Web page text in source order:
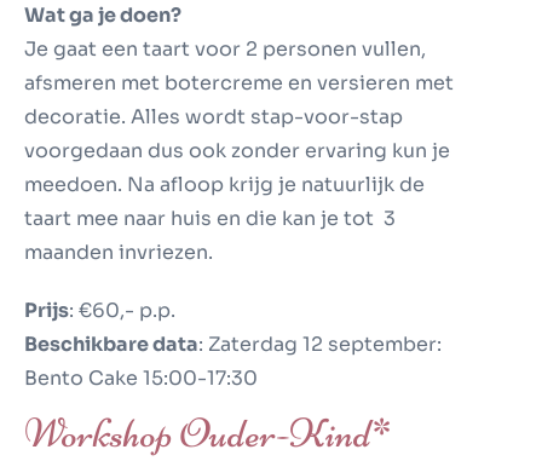
Wat ga je doen?
Je gaat een taart voor 2 personen vullen,
afsmeren met botercreme en versieren met
decoratie. Alles wordt stap-voor-stap
voorgedaan dus ook zonder ervaring kun je
meedoen. Na afloop krijg je natuurlijk de
taart mee naar huis en die kan je tot 3
maanden invriezen.
Prijs: €60,- p.p.
Beschikbare data: Zaterdag 12 september:
Bento Cake 15:00-17:30
Workshop Ouder-Kind*